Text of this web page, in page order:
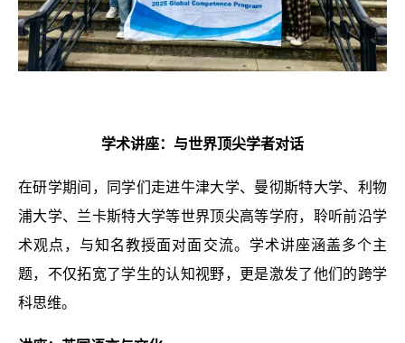
学术讲座：与世界顶尖学者对话
在研学期间，同学们走进牛津大学、曼彻斯特大学、利物
浦大学、兰卡斯特大学等世界顶尖高等学府，聆听前沿学
术观点，与知名教授面对面交流。学术讲座涵盖多个主
题，不仅拓宽了学生的认知视野，更是激发了他们的跨学
科思维。